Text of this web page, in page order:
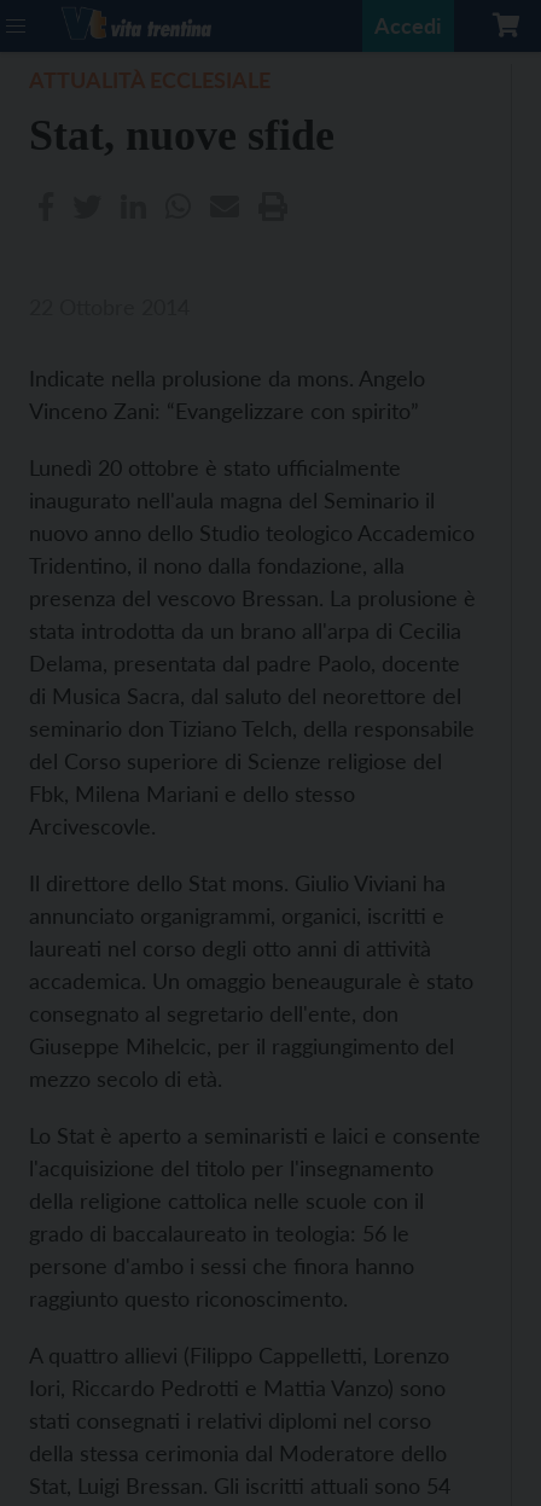
Accedi
Stat, nuove sfide
Indicate nella prolusione da mons. Angelo
Vinceno Zani: “Evangelizzare con spirito”
Lunedì 20 ottobre è stato ufficialmente
inaugurato nell'aula magna del Seminario il
nuovo anno dello Studio teologico Accademico
Tridentino, il nono dalla fondazione, alla
presenza del vescovo Bressan. La prolusione è
stata introdotta da un brano all'arpa di Cecilia
Delama, presentata dal padre Paolo, docente
di Musica Sacra, dal saluto del neorettore del
seminario don Tiziano Telch, della responsabile
del Corso superiore di Scienze religiose del
Fbk, Milena Mariani e dello stesso
Arcivescovle.
Il direttore dello Stat mons. Giulio Viviani ha
annunciato organigrammi, organici, iscritti e
laureati nel corso degli otto anni di attività
accademica. Un omaggio beneaugurale è stato
consegnato al segretario dell'ente, don
Giuseppe Mihelcic, per il raggiungimento del
mezzo secolo di età.
Lo Stat è aperto a seminaristi e laici e consente
l'acquisizione del titolo per l'insegnamento
della religione cattolica nelle scuole con il
grado di baccalaureato in teologia: 56 le
persone d'ambo i sessi che finora hanno
raggiunto questo riconoscimento.
A quattro allievi (Filippo Cappelletti, Lorenzo
Iori, Riccardo Pedrotti e Mattia Vanzo) sono
stati consegnati i relativi diplomi nel corso
della stessa cerimonia dal Moderatore dello
Stat, Luigi Bressan. Gli iscritti attuali sono 54